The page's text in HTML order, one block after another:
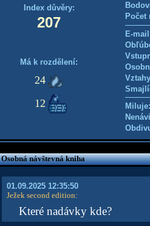
Index důvěry:
207
Má k rozdělení:
24
12
Počet
E-
Miluje:
Osobná návštevná kniha
01.09.2025 12:35:50
Ježek second edition:
Které nadávky kde?